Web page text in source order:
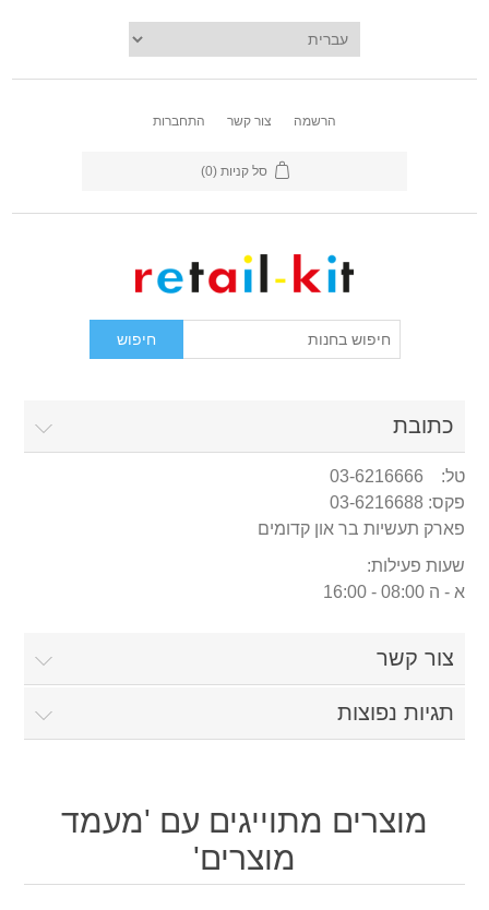
הרשמה צור קשר התחברות
סל קניות (0)
כתובת
טל: 03-6216666
פקס: 03-6216688
פארק תעשיות בר און קדומים
שעות פעילות:
א - ה 08:00 - 16:00
צור קשר
תגיות נפוצות
מוצרים מתוייגים עם 'מעמד
מוצרים'